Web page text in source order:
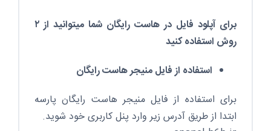
برای آپلود فایل در هاست رایگان شما میتوانید از ۲
روش استفاده کنید
استفاده از فایل منیجر هاست رایگان
برای استفاده از فایل منیجر هاست رایگان پارسه
ابتدا از طریق آدرس زیر وارد پنل کاربری خود شوید.